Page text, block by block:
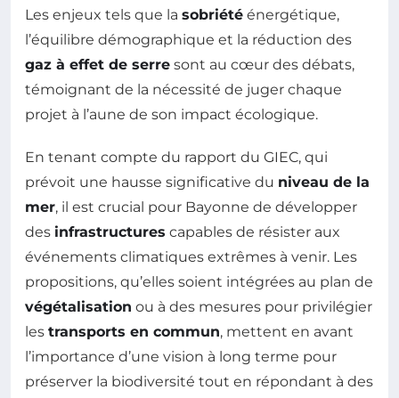
Les enjeux tels que la sobriété énergétique,
l’équilibre démographique et la réduction des
gaz à effet de serre sont au cœur des débats,
témoignant de la nécessité de juger chaque
projet à l’aune de son impact écologique.
En tenant compte du rapport du GIEC, qui
prévoit une hausse significative du niveau de la
mer, il est crucial pour Bayonne de développer
des infrastructures capables de résister aux
événements climatiques extrêmes à venir. Les
propositions, qu’elles soient intégrées au plan de
végétalisation ou à des mesures pour privilégier
les transports en commun, mettent en avant
l’importance d’une vision à long terme pour
préserver la biodiversité tout en répondant à des